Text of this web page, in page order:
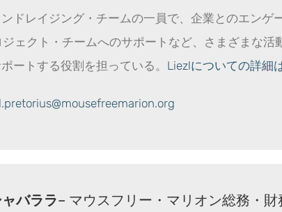
ドレイジング・チームの一員で、企業とのエン
ジェクト・チームへのサポートなど、さまざまな
ートする役割を担っている。 Liezlについての詳細
バララ– マウスフリー・マリオン総務・財